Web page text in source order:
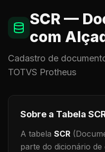
SCR —
com
Cadastro de
TOTVS Protheus
Sobre a Tabela
A tabela SCR
parte do dicionário de